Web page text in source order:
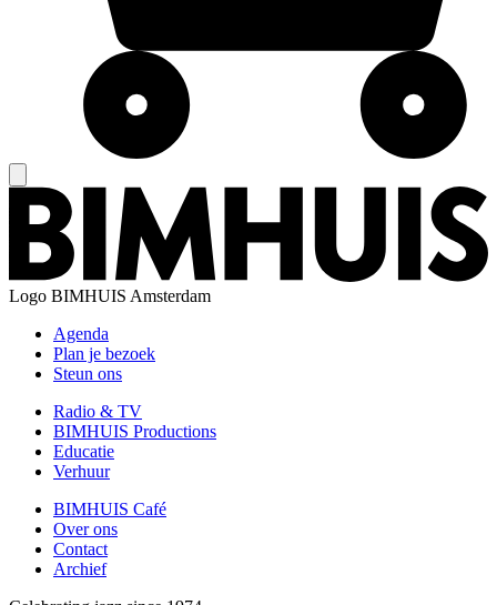
Logo BIMHUIS Amsterdam
Agenda
Plan je bezoek
Steun ons
Radio & TV
BIMHUIS Productions
Educatie
Verhuur
BIMHUIS Café
Over ons
Contact
Archief